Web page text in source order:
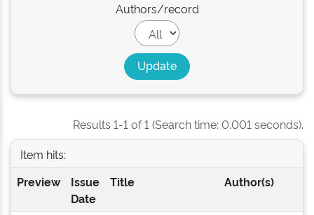
Authors/record
Results 1-1 of 1 (Search time: 0.001 seconds).
Item hits:
Preview
Issue
Date
Title Author(s)